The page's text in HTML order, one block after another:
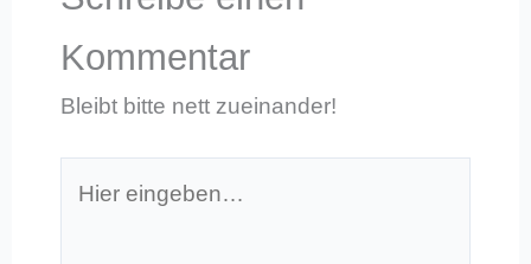
Kommentar
Bleibt bitte nett zueinander!
eingeben…